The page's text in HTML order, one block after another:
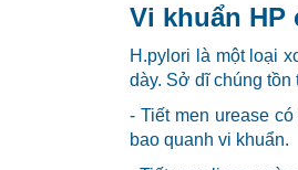
Vi khuẩn HP
H.pylori là một loại
dày. Sở dĩ chúng
- Tiết men urease
bao quanh vi khuẩn.